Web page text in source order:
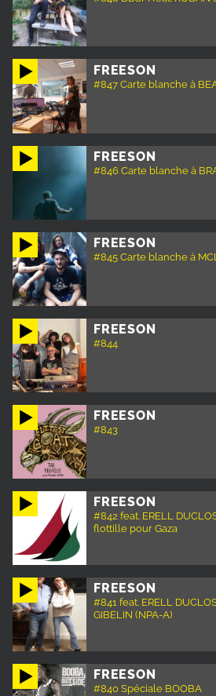
FREESON
#847 Carte blanche à
FREESON
#846 Carte blanche à
FREESON
#845 Carte blanche à
FREESON
#844
FREESON
#843
FREESON
#842 feat. ERELL
flottille pour Gaza
FREESON
#841 feat. ERELL
GIBELIN (NPA-A)
FREESON
#840 Spéciale BOOBA